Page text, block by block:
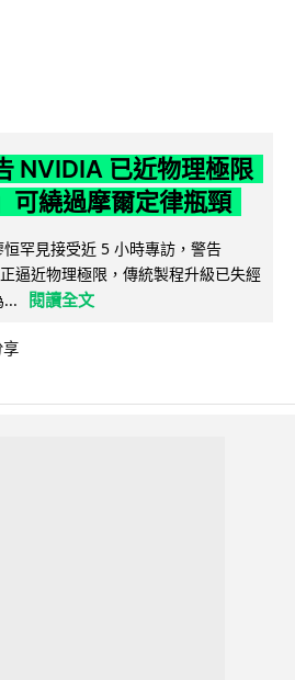
NVIDIA 已近物理極限
可繞過摩爾定律瓶頸
罕見接受近 5 小時專訪，警告
逼近物理極限，傳統製程升級已失經
...
閱讀全文